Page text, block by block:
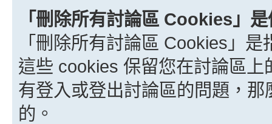
「刪除所有討論區 Cookies」
「刪除所有討論區 Cookies」
這些 cookies 保留您在討論區
有登入或登出討論區的問題，
的。